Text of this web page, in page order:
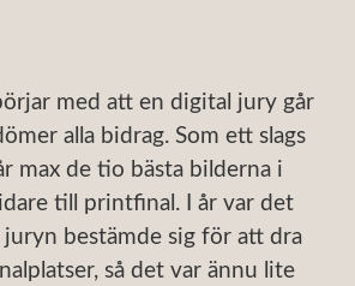
med att en digital jury går
alla bidrag. Som ett slags
max de tio bästa bilderna i
till printfinal. I år var det
juryn bestämde sig för att dra
så det var ännu lite